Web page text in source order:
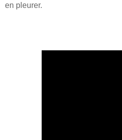
en pleurer.